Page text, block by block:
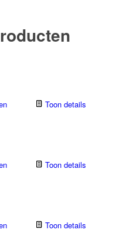
Toon details
Toon details
Toon details